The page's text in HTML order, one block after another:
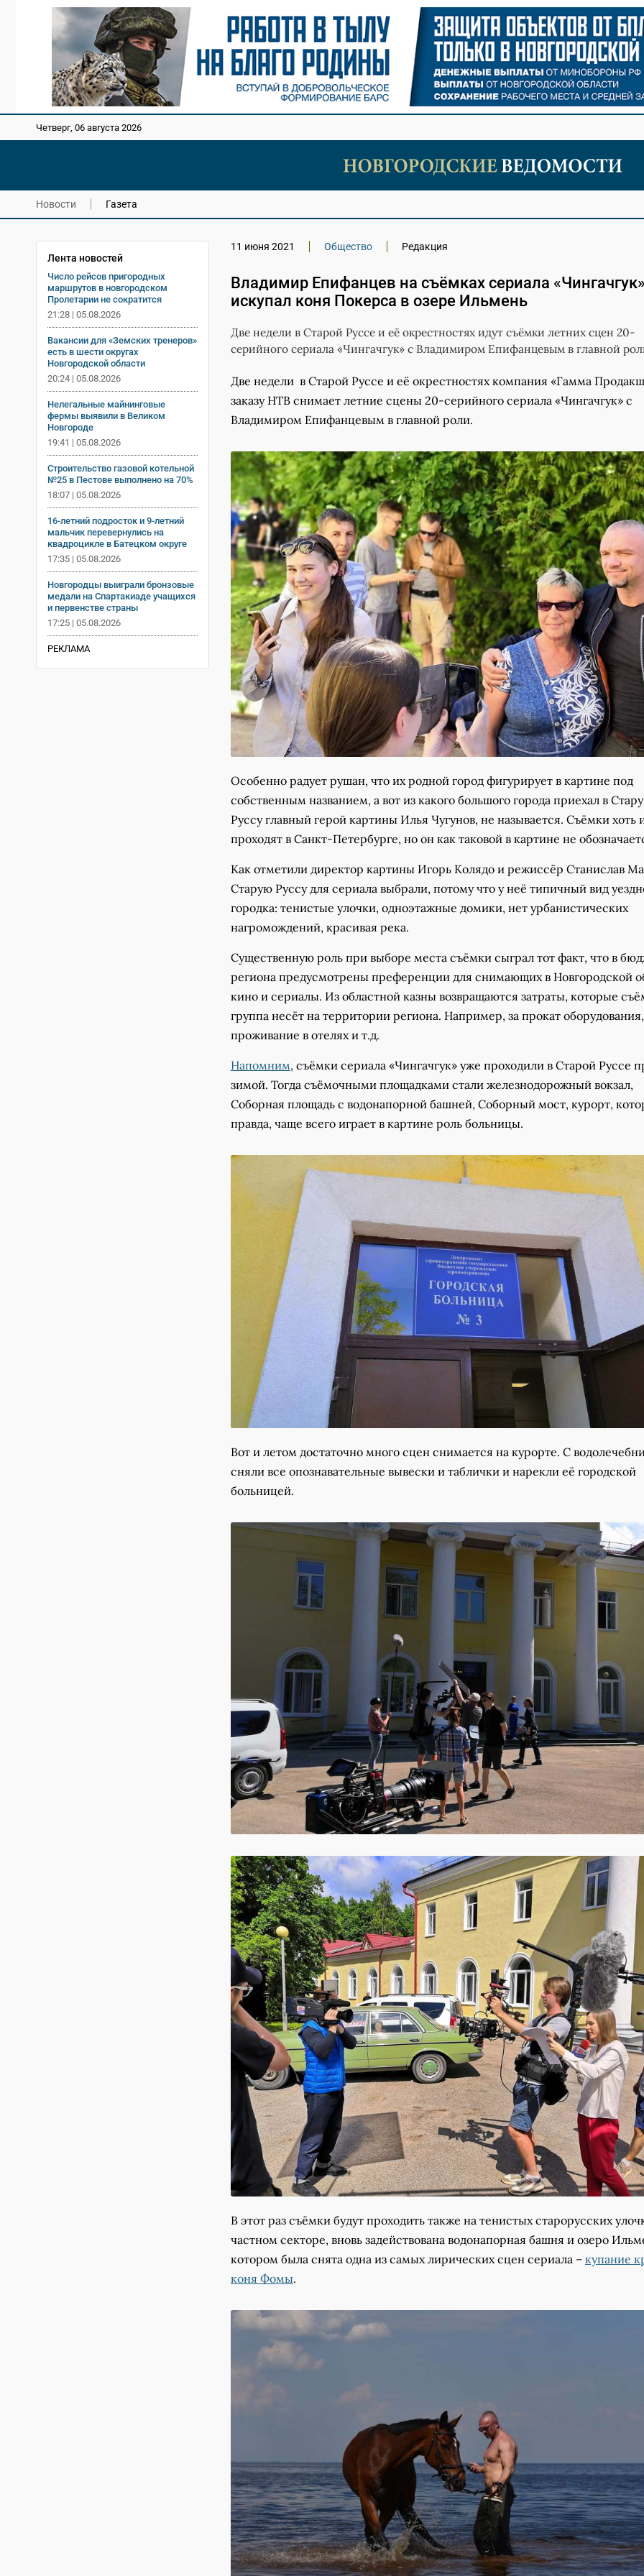
Четверг, 06 августа 2026
Новости Газета
Лента новостей
Число рейсов пригородных
маршрутов в новгородском
Пролетарии не сократится
21:28 | 05.08.2026
Вакансии для «Земских тренеров»
есть в шести округах
Новгородской области
20:24 | 05.08.2026
Нелегальные майнинговые
фермы выявили в Великом
Новгороде
19:41 | 05.08.2026
Строительство газовой котельной
№25 в Пестове выполнено на 70%
18:07 | 05.08.2026
16-летний подросток и 9-летний
мальчик перевернулись на
квадроцикле в Батецком округе
17:35 | 05.08.2026
Новгородцы выиграли бронзовые
медали на Спартакиаде учащихся
и первенстве страны
17:25 | 05.08.2026
РЕКЛАМА
11 июня 2021 Общество Редакция
Владимир Епифанцев на съёмках сериала
искупал коня Покерса в озере Ильмень
Две недели в Старой Руссе и её окрестностях идут съёмки летних сцен 20-
серийного сериала «Чингачгук» с Владимиром Епифанцевым в главной
Две недели в Старой Руссе и её окрестностях компания «Гамма
заказу НТВ снимает летние сцены 20-серийного сериала «Чингачгук» с
Владимиром Епифанцевым в главной роли.
Особенно радует рушан, что их родной город фигурирует в картине под
собственным названием, а вот из какого большого города приехал в
Руссу главный герой картины Илья Чугунов, не называется. Съёмки хоть
проходят в Санкт-Петербурге, но он как таковой в картине не
Как отметили директор картины Игорь Колядо и режиссёр Станислав
Старую Руссу для сериала выбрали, потому что у неё типичный вид
городка: тенистые улочки, одноэтажные домики, нет урбанистических
нагромождений, красивая река.
Существенную роль при выборе места съёмки сыграл тот факт, что в
региона предусмотрены преференции для снимающих в Новгородской
кино и сериалы. Из областной казны возвращаются затраты, которые
группа несёт на территории региона. Например, за прокат оборудования,
проживание в отелях и т.д.
Напомним, съёмки сериала «Чингачгук» уже проходили в Старой Руссе
зимой. Тогда съёмочными площадками стали железнодорожный вокзал,
Соборная площадь с водонапорной башней, Соборный мост, курорт,
правда, чаще всего играет в картине роль больницы.
Вот и летом достаточно много сцен снимается на курорте. С
сняли все опознавательные вывески и таблички и нарекли её городской
больницей.
В этот раз съёмки будут проходить также на тенистых старорусских
частном секторе, вновь задействована водонапорная башня и озеро
котором была снята одна из самых лирических сцен сериала – купание
коня Фомы.